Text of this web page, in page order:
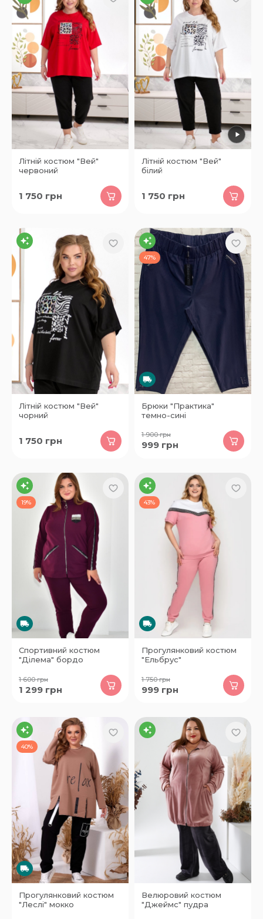
Літній костюм "Вей"
червоний
1 750 грн
Літній костюм "Вей"
білий
1 750 грн
Літній костюм "Вей"
чорний
1 750 грн
47%
Брюки "Практика"
темно-сині
1 900грн
999 грн
19%
Спортивний костюм
"Ділема" бордо
1 600грн
1 299 грн
43%
Прогулянковий костюм
"Ельбрус"
1 750грн
999 грн
40%
Прогулянковий костюм
"Леслі" мокко
Велюровий костюм
"Джеймс" пудра